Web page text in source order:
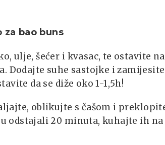
bao buns
ulje, šećer i kvasac, te ostavite na
Dodajte suhe sastojke i zamijesite
da se diže oko 1-1,5h!
oblikujte s čašom i
odstajali 20 minuta, kuhajte ih na